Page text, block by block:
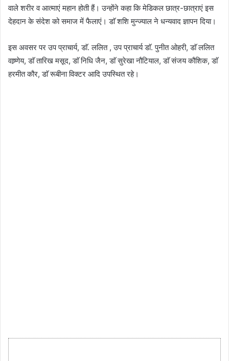
वाले शरीर व आत्माएं महान होती हैं। उन्होंने कहा कि मेडिकल छात्र-छात्राएं इस
देहदान के संदेश को समाज में फैलाएं। डाॅ शशि मुन्ज्याल ने धन्यवाद ज्ञापन दिया।
इस अवसर पर उप प्राचार्य, डाॅ. ललित , उप प्राचार्य डाॅ. पुनीत ओहरी, डाॅ ललित
वाष्र्णेय, डाॅ तारिख मसूद, डाॅ निधि जैन, डाॅ सुरेखा नौटियाल, डाॅ संजय कौशिक, डाॅ
हरमीत कौर, डाॅ रूबीना विक्टर आदि उपस्थित रहे।